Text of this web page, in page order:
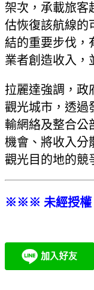
架次，承載旅客
估恢復該航線的
結的重要步伐，
業者創造收入，
拉麗達強調，政
觀光城市，透過
輸網絡及整合公
機會、將收入分
觀光目的地的競
※※※ 未經授